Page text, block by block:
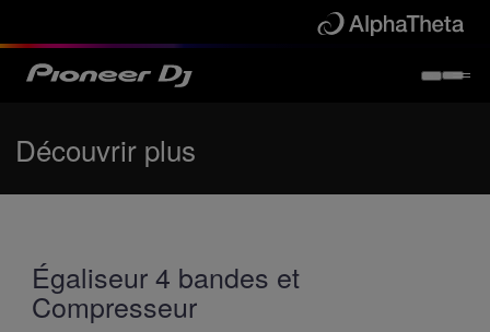
Découvrir plus
Égaliseur 4 bandes et
Compresseur